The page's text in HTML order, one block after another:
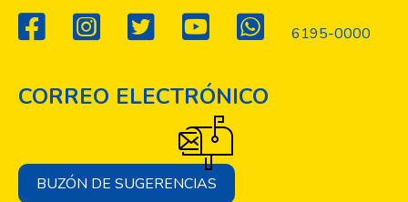
6195-0000
CORREO ELECTRÓNICO
BUZÓN DE SUGERENCIAS